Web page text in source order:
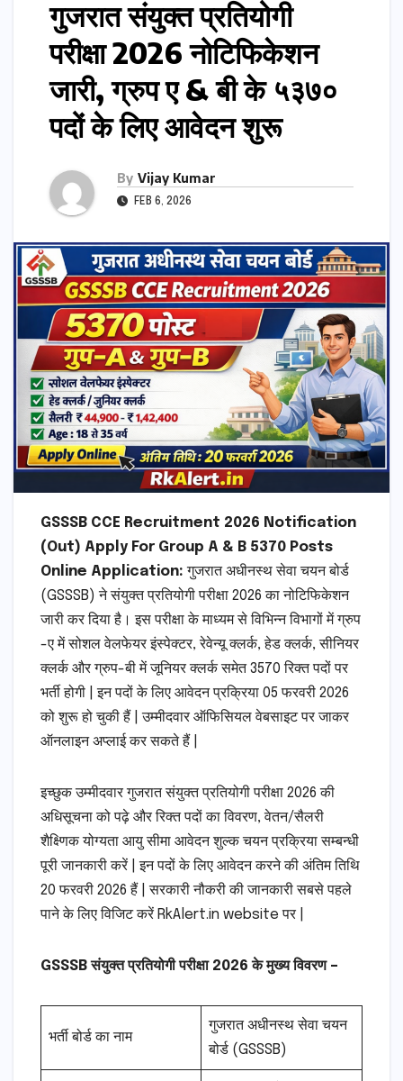
गुजरात संयुक्त प्रतियोगी
परीक्षा 2026 नोटिफिकेशन
जारी, ग्रुप ए & बी के ५३७०
पदों के लिए आवेदन शुरू
By Vijay Kumar
FEB 6, 2026
GSSSB CCE Recruitment 2026 Notification
(Out) Apply For Group A & B 5370 Posts
Online Application: गुजरात अधीनस्थ सेवा चयन बोर्ड
(GSSSB) ने संयुक्त प्रतियोगी परीक्षा 2026 का नोटिफिकेशन
जारी कर दिया है। इस परीक्षा के माध्यम से विभिन्न विभागों में ग्रुप
-ए में सोशल वेलफेयर इंस्पेक्टर, रेवेन्यू क्लर्क, हेड क्लर्क, सीनियर
क्लर्क और ग्रुप-बी में जूनियर क्लर्क समेत 3570 रिक्त पदों पर
भर्ती होगी | इन पदों के लिए आवेदन प्रक्रिया 05 फरवरी 2026
को शुरू हो चुकी हैं | उम्मीदवार ऑफिसियल वेबसाइट पर जाकर
ऑनलाइन अप्लाई कर सकते हैं |
इच्छुक उम्मीदवार गुजरात संयुक्त प्रतियोगी परीक्षा 2026 की
अधिसूचना को पढ़े और रिक्त पदों का विवरण, वेतन/सैलरी
शैक्ष्णिक योग्यता आयु सीमा आवेदन शुल्क चयन प्रक्रिया सम्बन्धी
पूरी जानकारी करें | इन पदों के लिए आवेदन करने की अंतिम तिथि
20 फरवरी 2026 हैं | सरकारी नौकरी की जानकारी सबसे पहले
पाने के लिए विजिट करें RkAlert.in website पर |
GSSSB संयुक्त प्रतियोगी परीक्षा 2026 के मुख्य विवरण –
भर्ती बोर्ड का नाम
गुजरात अधीनस्थ सेवा चयन
बोर्ड (GSSSB)